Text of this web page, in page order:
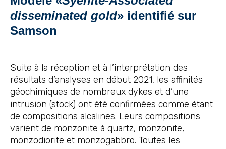
disseminated gold» identifié sur
Samson
Suite à la réception et à l’interprétation des
résultats d’analyses en début 2021, les affinités
géochimiques de nombreux dykes et d’une
intrusion (stock) ont été confirmées comme étant
de compositions alcalines. Leurs compositions
varient de monzonite à quartz, monzonite,
monzodiorite et monzogabbro. Toutes les